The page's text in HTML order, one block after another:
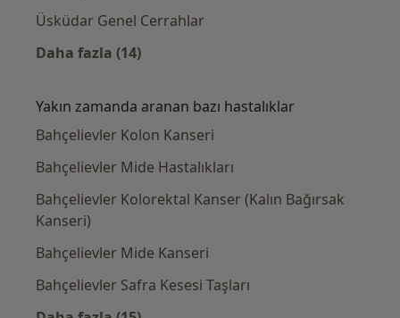
Üsküdar Genel Cerrahlar
Daha fazla (14)
Yakın zamanda aranan bazı hastalıklar
Bahçelievler Kolon Kanseri
Bahçelievler Mide Hastalıkları
Bahçelievler Kolorektal Kanser (Kalın Bağırsak
Kanseri)
Bahçelievler Mide Kanseri
Bahçelievler Safra Kesesi Taşları